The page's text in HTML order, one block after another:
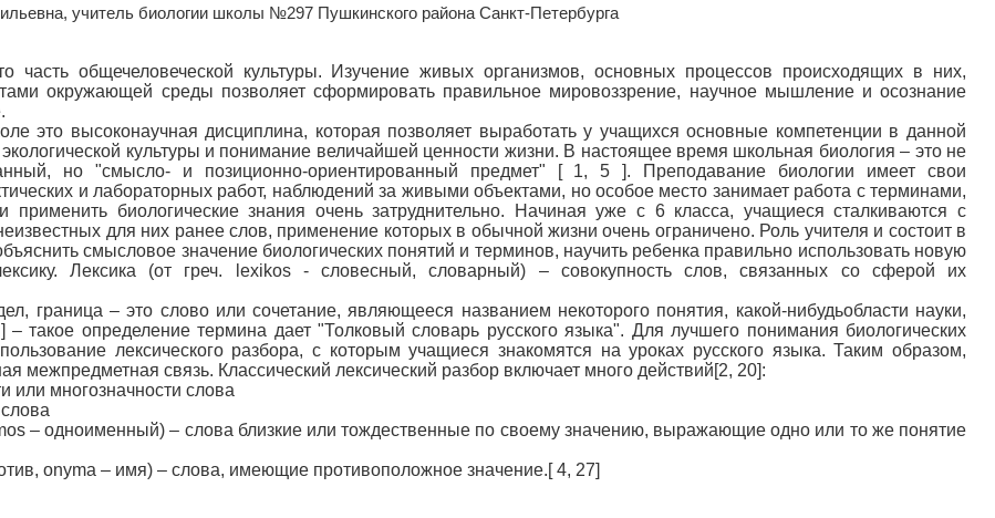
учитель биологии школы №297 Пушкинского района Санкт-Петербурга
часть общечеловеческой культуры. Изучение живых организмов, основных процессов происходящих в них,
окружающей среды позволяет сформировать правильное мировоззрение, научное мышление и осознание
это высоконаучная дисциплина, которая позволяет выработать у учащихся основные компетенции в данной
культуры и понимание величайшей ценности жизни. В настоящее время школьная биология – это не
но "смысло- и позиционно-ориентированный предмет" [ 1, 5 ]. Преподавание биологии имеет свои
и лабораторных работ, наблюдений за живыми объектами, но особое место занимает работа с терминами,
применить биологические знания очень затруднительно. Начиная уже с 6 класса, учащиеся сталкиваются с
для них ранее слов, применение которых в обычной жизни очень ограничено. Роль учителя и состоит в
смысловое значение биологических понятий и терминов, научить ребенка правильно использовать новую
Лексика (от греч. lexikos - словесный, словарный) – совокупность слов, связанных со сферой их
граница – это слово или сочетание, являющееся названием некоторого понятия, какой-нибудьобласти науки,
– такое определение термина дает "Толковый словарь русского языка". Для лучшего понимания биологических
лексического разбора, с которым учащиеся знакомятся на уроках русского языка. Таким образом,
межпредметная связь. Классический лексический разбор включает много действий[2, 20]:
или многозначности слова
– одноименный) – слова близкие или тождественные по своему значению, выражающие одно или то же понятие
onyma – имя) – слова, имеющие противоположное значение.[ 4, 27]